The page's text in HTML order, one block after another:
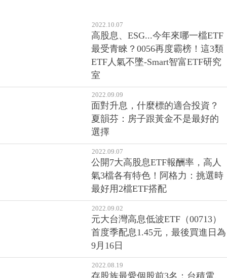
2022.10.07
高股息、ESG...今年來哪一檔ETF
最受青睞？0056再度霸榜！這3類
ETF人氣不墜-Smart智富ETF研究
室
2022.09.09
面對升息，什麼標的適合投資？
夏韻芬：房子跟黃金不是最好的
選擇
2022.09.07
公開7大高股息ETF報酬率，高人
氣3檔各有特色！阿格力：挑選時
最好用2檔ETF搭配
2022.09.02
元大台灣高息低波ETF（00713）
首度季配息1.45元，最後買進日為
9月16日
2022.08.19
存股族最愛個股前3名：台積電、